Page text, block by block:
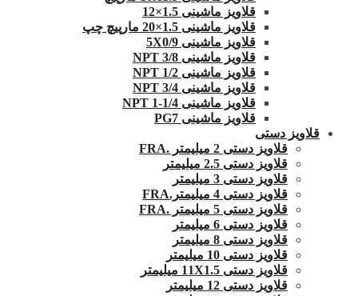
قلاویز ماشینی 1.5×12
قلاویز ماشینی 1.5×20 مارپیچ چپ
قلاویز ماشینی 5X0/9
قلاویز ماشینی 3/8 NPT
قلاویز ماشینی 1/2 NPT
قلاویز ماشینی 3/4 NPT
قلاویز ماشینی 1/4-1 NPT
قلاویز ماشینی PG7
قلاویز دستی
قلاویز دستی 2 میلیمتر .FRA
قلاویز دستی 2.5 میلیمتر
قلاویز دستی 3 میلیمتر
قلاویز دستی 4 میلیمتر.FRA
قلاویز دستی 5 میلیمتر .FRA
قلاویز دستی 6 میلیمتر
قلاویز دستی 8 میلیمتر
قلاویز دستی 10 میلیمتر
قلاویز دستی 11X1.5 میلیمتر
قلاویز دستی 12 میلیمتر